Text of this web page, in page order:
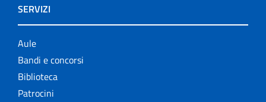
SERVIZI
Aule
Bandi e concorsi
Biblioteca
Patrocini